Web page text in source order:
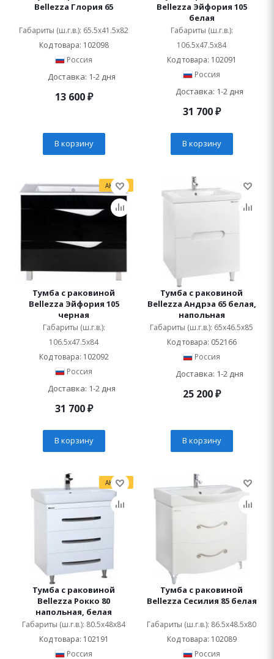
Bellezza Глория 65
Габариты (ш.г.в.): 65.5x41.5x82
Код товара: 102098
Россия
Доставка: 1-2 дня
13 600₽
В корзину
Bellezza Эйфория 105
белая
Габариты (ш.г.в.):
106.5x47.5x84
Код товара: 102091
Россия
Доставка: 1-2 дня
31 700₽
В корзину
АКЦИЯ
Тумба с раковиной
Bellezza Эйфория 105
черная
Габариты (ш.г.в.):
106.5x47.5x84
Код товара: 102092
Россия
Доставка: 1-2 дня
31 700₽
В корзину
Тумба с раковиной
Bellezza Андрэа 65 белая,
напольная
Габариты (ш.г.в.): 65x46.5x85
Код товара: 052166
Россия
Доставка: 1-2 дня
25 200₽
В корзину
АКЦИЯ
Тумба с раковиной
Bellezza Рокко 80
напольная, белая
Габариты (ш.г.в.): 80.5x48x84
Код товара: 102191
Россия
Тумба с раковиной
Bellezza Сесилия 85 белая
Габариты (ш.г.в.): 86.5x48.5x80
Код товара: 102089
Россия